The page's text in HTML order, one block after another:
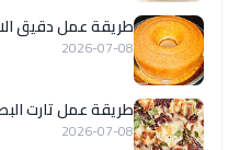
طريقة عمل دقيق
2026-07-08
طريقة عمل تارت
2026-07-08